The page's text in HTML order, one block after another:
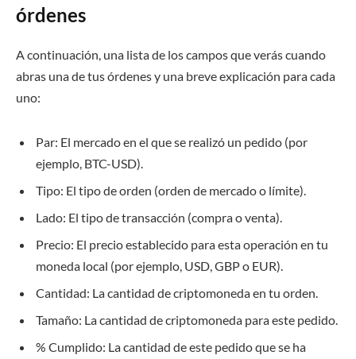
órdenes
A continuación, una lista de los campos que verás cuando
abras una de tus órdenes y una breve explicación para cada
uno:
Par: El mercado en el que se realizó un pedido (por
ejemplo, BTC-USD).
Tipo: El tipo de orden (orden de mercado o límite).
Lado: El tipo de transacción (compra o venta).
Precio: El precio establecido para esta operación en tu
moneda local (por ejemplo, USD, GBP o EUR).
Cantidad: La cantidad de criptomoneda en tu orden.
Tamaño: La cantidad de criptomoneda para este pedido.
% Cumplido: La cantidad de este pedido que se ha